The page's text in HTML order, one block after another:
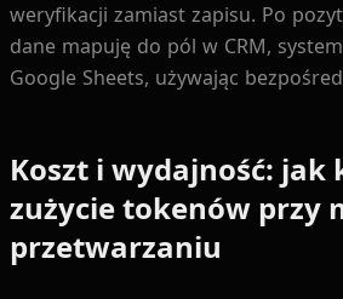
weryfikacji zamiast zapisu. Po
dane mapuję do pól w CRM,
Google Sheets, używając
Koszt i wydajność:
zużycie tokenów przy
przetwarzaniu